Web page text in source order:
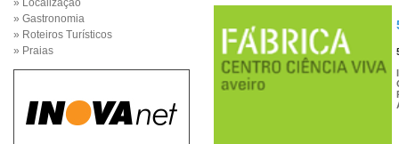
» Localização
» Gastronomia
» Roteiros Turísticos
» Praias